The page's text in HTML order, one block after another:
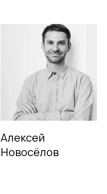
Алексей
Новосёлов